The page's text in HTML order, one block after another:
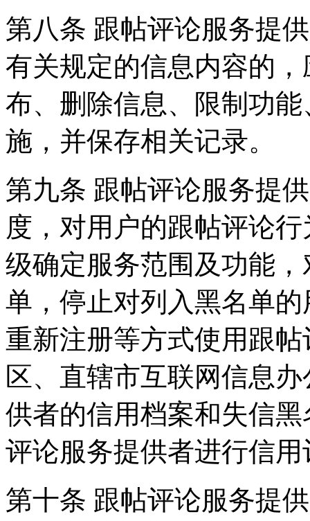
第八条 跟帖评论服务提
有关规定的信息内容的
布、删除信息、限制功
施，并保存相关记录。
第九条 跟帖评论服务提
度，对用户的跟帖评论
级确定服务范围及功能
单，停止对列入黑名单
重新注册等方式使用跟
区、直辖市互联网信息
供者的信用档案和失信
评论服务提供者进行信用
第十条 跟帖评论服务提